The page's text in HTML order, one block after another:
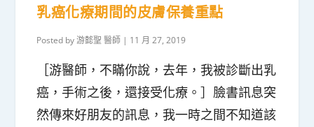
乳癌化療期間的皮膚保養重點
Posted by游懿聖 醫師 | 11 月 27, 2019
［游醫師，不瞞你說，去年，我被診斷出乳
癌，手術之後，還接受化療。］臉書訊息突
然傳來好朋友的訊息，我一時之間不知道該